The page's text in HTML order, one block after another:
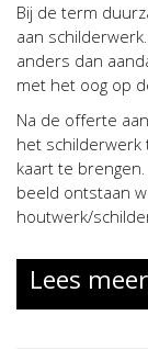
Bij de term
aan
anders dan
met het oog op
Na de offerte
het
kaart te
beeld ontstaan
houtwerk/
Lees meer